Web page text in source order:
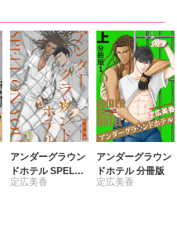
アンダーグラウン
ドホテル SPELL
ON YOU
定広美香
アンダーグラウン
ドホテル 分冊版
定広美香